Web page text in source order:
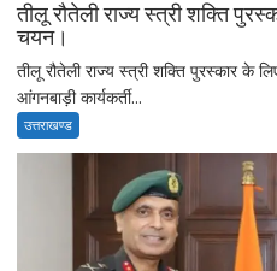
तीलू रौतेली राज्य स्त्री शक्ति
चयन।
तीलू रौतेली राज्य स्त्री शक्ति पुरस्कार के
आंगनबाड़ी कार्यकर्ती...
उत्तराखण्ड